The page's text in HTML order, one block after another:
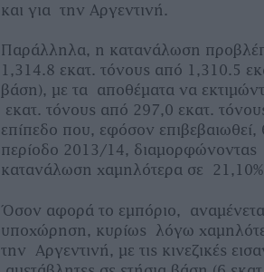
και για την Αργεντινή.
Παράλληλα, η κατανάλωση
1,314.8 εκατ. τόνους από 1,310.5
βάση), με τα αποθέματα να
εκατ. τόνους από 297,0 εκατ.
επίπεδο που, εφόσον
περίοδο 2013/14, διαμορφώνοντας
κατανάλωση χαμηλότερα σε
Όσον αφορά το εμπόριο,
υποχώρηση, κυρίως λόγω
την Αργεντινή, με τις κινεζικές